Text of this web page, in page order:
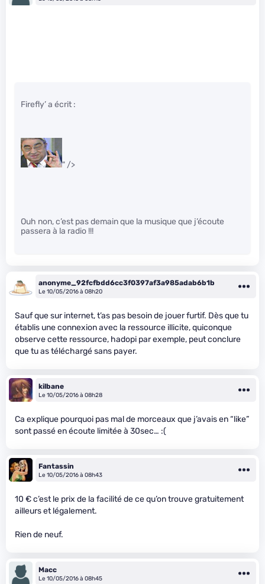
Firefly’ a écrit :
" />
Ouh non, c’est pas demain que la musique que j’écoute
passera à la radio !!!
anonyme_92fcfbdd6cc3f0397af3a985adab6b1b
Le 10/05/2016 à 08h20
Sauf que sur internet, t’as pas besoin de jouer furtif. Dès que tu
établis une connexion avec la ressource illicite, quiconque
observe cette ressource, hadopi par exemple, peut conclure
que tu as téléchargé sans payer.
kilbane
Le 10/05/2016 à 08h28
Ca explique pourquoi pas mal de morceaux que j’avais en “like”
sont passé en écoute limitée à 30sec… :(
Fantassin
Le 10/05/2016 à 08h43
10 € c’est le prix de la facilité de ce qu’on trouve gratuitement
ailleurs et légalement.
Rien de neuf.
Macc
Le 10/05/2016 à 08h45